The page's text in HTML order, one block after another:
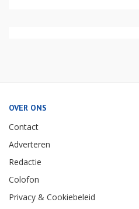
OVER ONS
Contact
Adverteren
Redactie
Colofon
Privacy & Cookiebeleid